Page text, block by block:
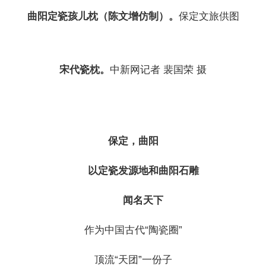
曲阳定瓷孩儿枕（陈文增仿制）。 保定文旅供图
宋代瓷枕。 中新网记者 裴国荣 摄
保定，曲阳
以定瓷发源地和曲阳石雕
闻名天下
作为中国古代“陶瓷圈”
顶流“天团”一份子